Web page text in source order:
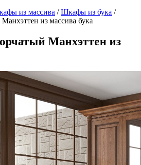
из массива /Шкафы из бука /
из массива бука
Манхэттен из